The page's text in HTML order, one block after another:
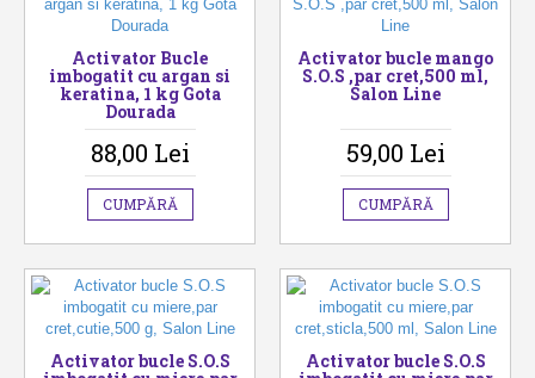
Activator Bucle
imbogatit cu argan si
keratina, 1 kg Gota
Dourada
88,00 Lei
CUMPĂRĂ
Activator bucle mango
S.O.S ,par cret,500 ml,
Salon Line
59,00 Lei
CUMPĂRĂ
Activator bucle S.O.S Activator bucle S.O.S